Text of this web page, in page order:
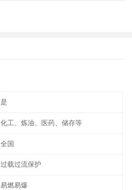
是
化工、炼油、医药、储存等
全国
过载过流保护
易燃易爆